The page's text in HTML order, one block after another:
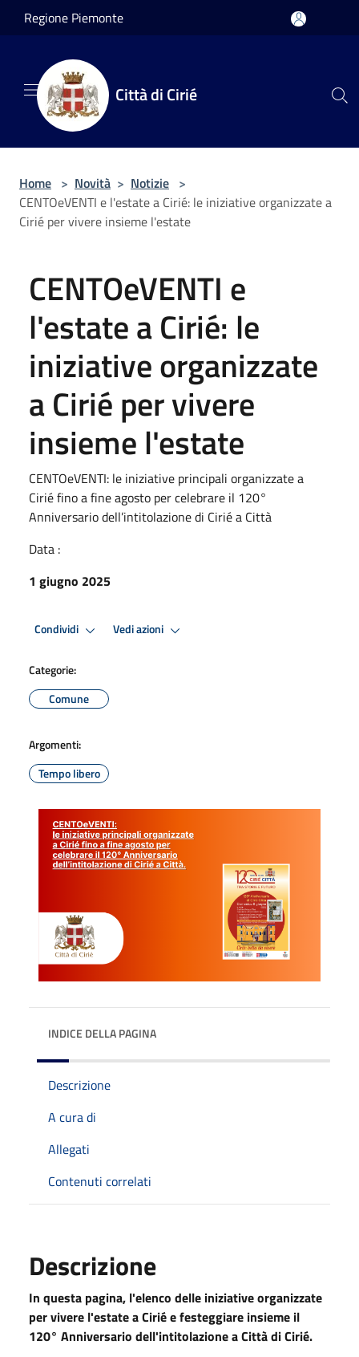
Salta al contenuto principale
Regione Piemonte
Città di Cirié
Home > Novità > Notizie >
CENTOeVENTI e l'estate a Cirié: le iniziative organizzate a
Cirié per vivere insieme l'estate
CENTOeVENTI e
l'estate a Cirié: le
iniziative organizzate
a Cirié per vivere
insieme l'estate
CENTOeVENTI: le iniziative principali organizzate a
Cirié fino a fine agosto per celebrare il 120°
Anniversario dell’intitolazione di Cirié a Città
Data :
1 giugno 2025
Condividi Vedi azioni
Categorie:
Comune
Argomenti:
Tempo libero
INDICE DELLA PAGINA
Descrizione
A cura di
Allegati
Contenuti correlati
Descrizione
In questa pagina, l'elenco delle iniziative organizzate
per vivere l'estate a Cirié e festeggiare insieme il
120° Anniversario dell'intitolazione a Città di Cirié.